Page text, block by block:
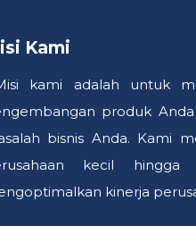
Kami
kami adalah untuk
produk
bisnis Anda. Kami
kecil
kinerja